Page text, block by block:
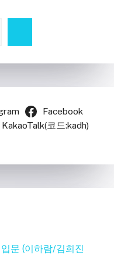
Facebook
KakaoTalk(코드:kadh)
문 (이하람/김희진